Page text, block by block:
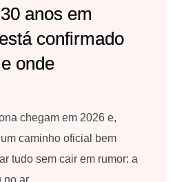
anos em
confirmado
onde
chegam em 2026 e,
caminho oficial bem
tudo sem cair em rumor: a
no ar.